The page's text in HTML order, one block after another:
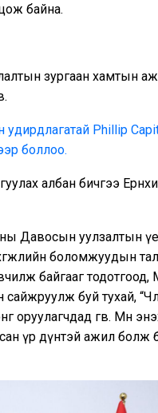
байна.
зургаан хамтын
Phillip Capital
боллоо.
албан бичгээ
Давосын уулзалтын
боломжуудын
байгааг
буй тухай,
өгөв. Мөн энэхүү
үр дүнтэй ажил болж